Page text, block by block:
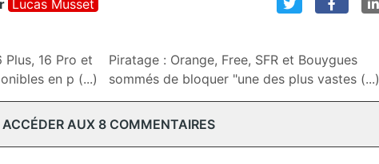
Lucas Musset
Plus, 16 Pro et
en p (...)
Piratage : Orange, Free, SFR et Bouygues
sommés de bloquer "une des plus vastes (...)
ACCÉDER AUX 8 COMMENTAIRES